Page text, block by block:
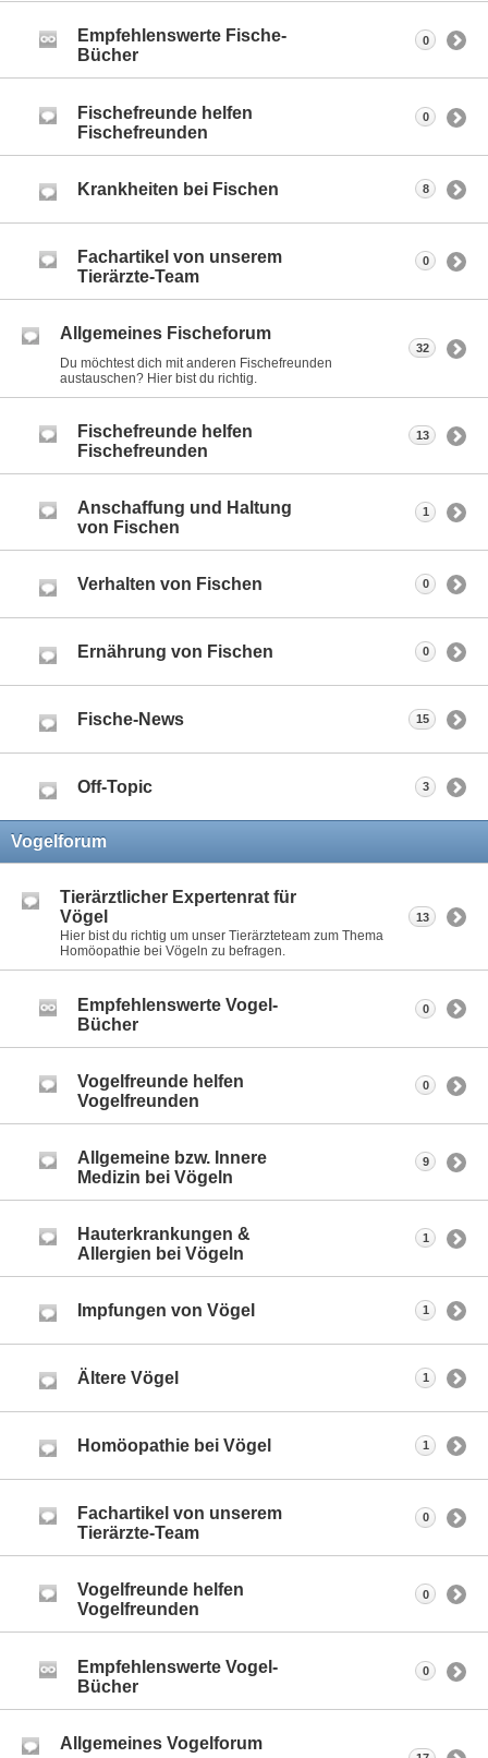
Empfehlenswerte Fische-
Bücher
0
Fischefreunde helfen
Fischefreunden
0
Krankheiten bei Fischen 8
Fachartikel von unserem
Tierärzte-Team
0
Allgemeines Fischeforum
Du möchtest dich mit anderen Fischefreunden
austauschen? Hier bist du richtig.
32
Fischefreunde helfen
Fischefreunden
13
Anschaffung und Haltung
von Fischen
1
Verhalten von Fischen 0
Ernährung von Fischen 0
Fische-News 15
Off-Topic 3
Vogelforum
Tierärztlicher Expertenrat für
Vögel
Hier bist du richtig um unser Tierärzteteam zum Thema
Homöopathie bei Vögeln zu befragen.
13
Empfehlenswerte Vogel-
Bücher
0
Vogelfreunde helfen
Vogelfreunden
0
Allgemeine bzw. Innere
Medizin bei Vögeln
9
Hauterkrankungen &
Allergien bei Vögeln
1
Impfungen von Vögel 1
Ältere Vögel 1
Homöopathie bei Vögel 1
Fachartikel von unserem
Tierärzte-Team
0
Vogelfreunde helfen
Vogelfreunden
0
Empfehlenswerte Vogel-
Bücher
0
Allgemeines Vogelforum